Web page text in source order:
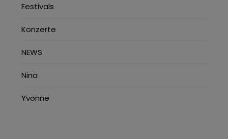
Festivals
Konzerte
NEWS
Nina
Yvonne